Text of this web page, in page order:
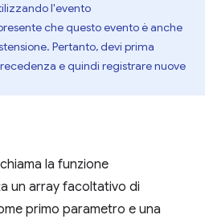
l'evento
che questo evento è anche
Pertanto, devi prima
e quindi registrare nuove
la funzione
un array facoltativo di
primo parametro e una